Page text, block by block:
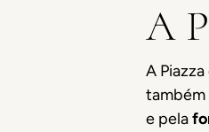
A
A
também
e pela